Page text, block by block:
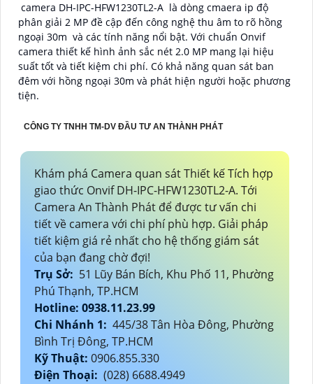
camera DH-IPC-HFW1230TL2-A là dòng cmaera ip độ
phân giải 2 MP đề cập đến công nghệ thu âm to rõ hồng
ngoại 30m và các tính năng nổi bật. Với chuẩn Onvif
camera thiết kế hình ảnh sắc nét 2.0 MP mang lại hiệu
suất tốt và tiết kiệm chi phí. Có khả năng quan sát ban
đêm với hồng ngoại 30m và phát hiện người hoặc phương
tiện.
CÔNG TY TNHH TM-DV ĐẦU TƯ AN THÀNH PHÁT
Khám phá Camera quan sát Thiết kế Tích hợp
giao thức Onvif DH-IPC-HFW1230TL2-A. Tới
Camera An Thành Phát để được tư vấn chi
tiết về camera với chi phí phù hợp. Giải pháp
tiết kiệm giá rẻ nhất cho hệ thống giám sát
của bạn đang chờ đợi!
Trụ Sở: 51 Lũy Bán Bích, Khu Phố 11, Phường
Phú Thạnh, TP.HCM
Hotline: 0938.11.23.99
Chi Nhánh 1: 445/38 Tân Hòa Đông, Phường
Bình Trị Đông, TP.HCM
Kỹ Thuật: 0906.855.330
Điện Thoại: (028) 6688.4949